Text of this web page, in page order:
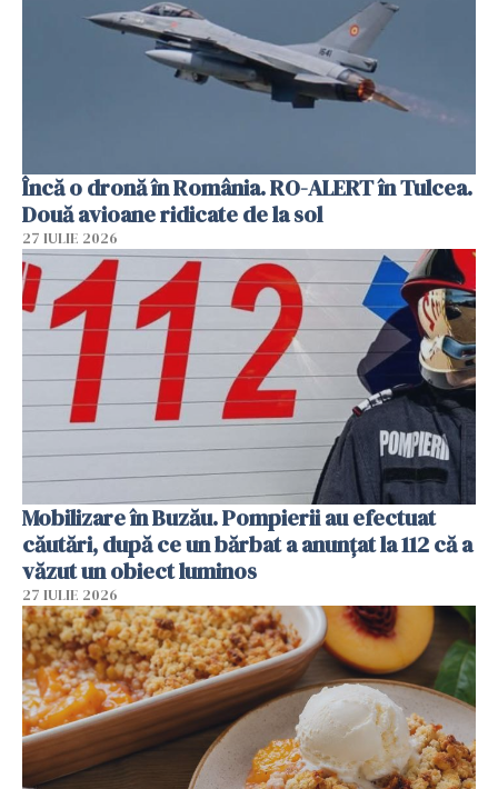
Încă o dronă în România. RO-ALERT în Tulcea.
Două avioane ridicate de la sol
27 IULIE 2026
Mobilizare în Buzău. Pompierii au efectuat
căutări, după ce un bărbat a anunțat la 112 că a
văzut un obiect luminos
27 IULIE 2026